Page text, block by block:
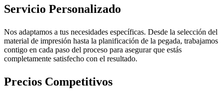
Servicio Personalizado
Nos adaptamos a tus necesidades específicas. Desde la selección del
material de impresión hasta la planificación de la pegada, trabajamos
contigo en cada paso del proceso para asegurar que estás
completamente satisfecho con el resultado.
Precios Competitivos